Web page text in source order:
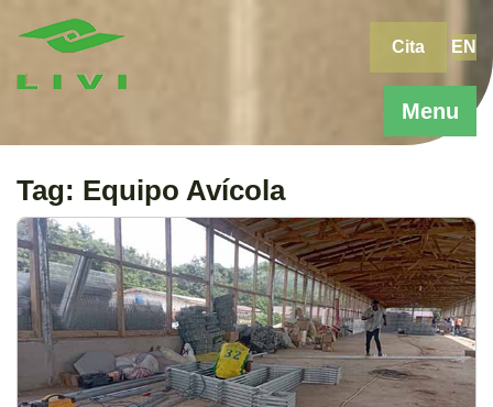
Menu
Cita EN
Tag: Equipo Avícola